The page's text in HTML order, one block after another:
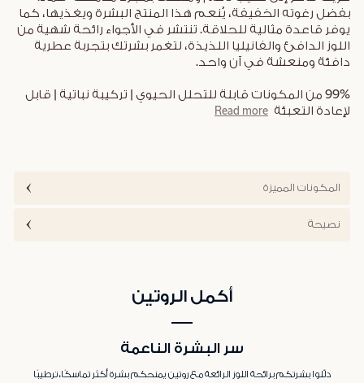
بفضل رغوته الخفيفة، يُنعم هذا المنتج البشرة ويغذيها، كما
يوفر قاعدة مثالية للحلاقة. تنتشر في الأجواء رائحة شهية من
اللوز الدافئ والفانيليا اللذيذة، لتغمر بشرتك بتجربة عطرية
دافئة ومنعشة في آن واحد.
99% من المكونات قابلة للتحلل الحيوي | تركيبة نباتية | قابل
لإعادة التعبئة Read more
المكونات المميزة
نصيحة
أكمل الروتين
سر البشرة الناعمة
دلّلوا بشرتكم برائحة اللوز الرائعة مع روتين يمنحكم بشرة أكثر تماسكًا، ترطيبًا